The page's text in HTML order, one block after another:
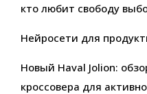
кто любит свободу
Нейросети для
Новый Haval Jolion:
кроссовера для